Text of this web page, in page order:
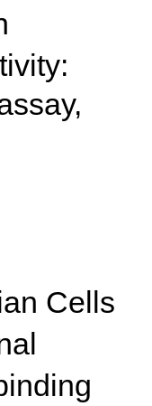
Cells